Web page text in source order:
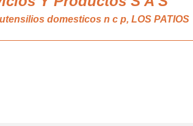
domesticos n c p, LOS PATIOS